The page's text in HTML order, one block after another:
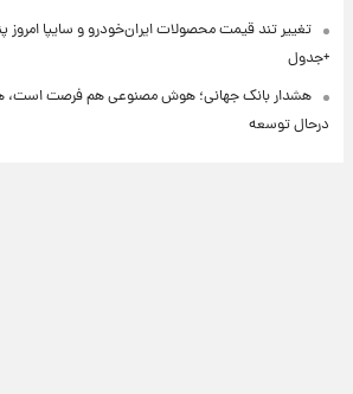
+جدول
هشدار بانک جهانی؛ هوش مصنوعی هم فرصت است،
درحال توسعه